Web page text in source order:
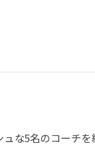
ュな5名のコーチ